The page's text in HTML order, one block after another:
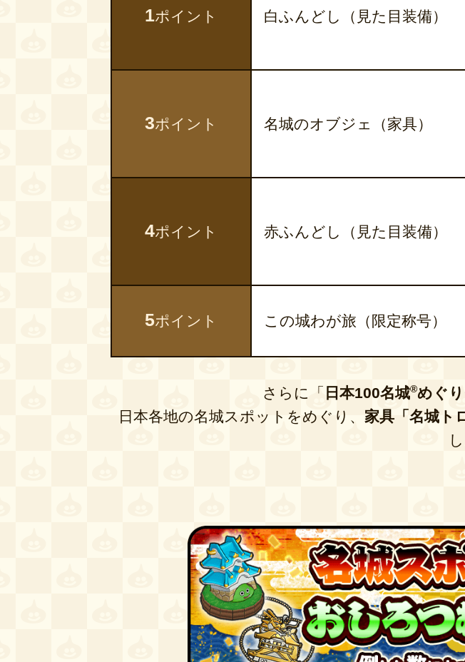
1ポイント 白ふんどし（見た目装備）
3ポイント 名城のオブジェ（家具）
4ポイント 赤ふんどし（見た目装備）
5ポイント この城わが旅（限定称号）
さらに「 日本100名城®めぐ
日本各地の名城スポットをめぐり、 家具「名城ト